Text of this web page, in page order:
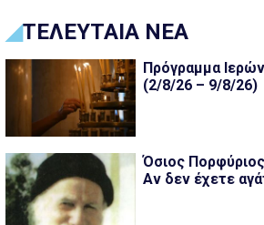
ΤΕΛΕΥΤΑΙΑ ΝΕΑ
Πρόγραμμα
(2/8/26 – 9/8/26)
Όσιος
Αν δεν έχετε